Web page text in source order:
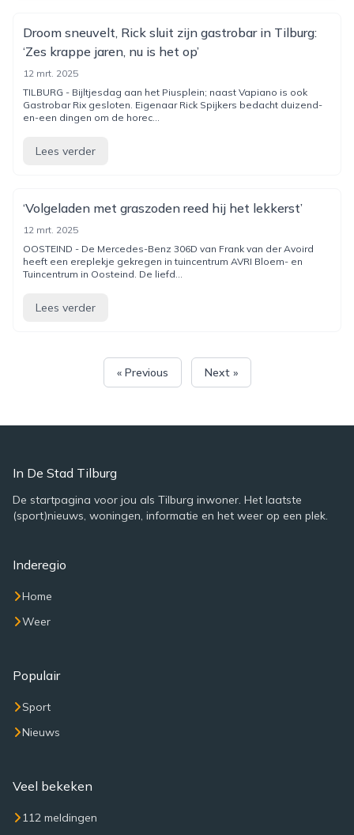
Droom sneuvelt, Rick sluit zijn gastrobar in Tilburg:
‘Zes krappe jaren, nu is het op’
12 mrt. 2025
TILBURG - Bijltjesdag aan het Piusplein; naast Vapiano is ook
Gastrobar Rix gesloten. Eigenaar Rick Spijkers bedacht duizend-
en-een dingen om de horec...
Lees verder
‘Volgeladen met graszoden reed hij het lekkerst’
12 mrt. 2025
OOSTEIND - De Mercedes-Benz 306D van Frank van der Avoird
heeft een ereplekje gekregen in tuincentrum AVRI Bloem- en
Tuincentrum in Oosteind. De liefd...
Lees verder
« Previous Next »
In De Stad Tilburg
De startpagina voor jou als Tilburg inwoner. Het laatste
(sport)nieuws, woningen, informatie en het weer op een plek.
Inderegio
Home
Weer
Populair
Sport
Nieuws
Veel bekeken
112 meldingen